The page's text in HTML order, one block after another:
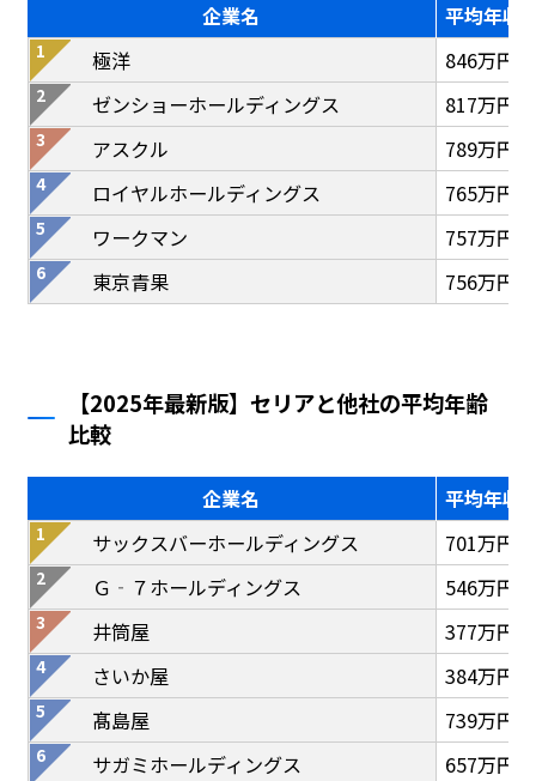
企業名
平均年収
極洋
846万円
ゼンショーホールディングス
817万円
アスクル
789万円
ロイヤルホールディングス
765万円
ワークマン
757万円
東京青果
756万円
【2025年最新版】セリアと他社の平均年齢
比較
企業名
平均年収
サックスバーホールディングス
701万円
Ｇ‐７ホールディングス
546万円
井筒屋
377万円
さいか屋
384万円
髙島屋
739万円
サガミホールディングス
657万円